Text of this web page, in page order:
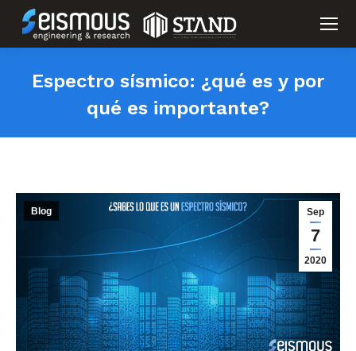
Espectro sísmico: ¿qué es y por
qué es importante?
Sep
7
2020
Blog